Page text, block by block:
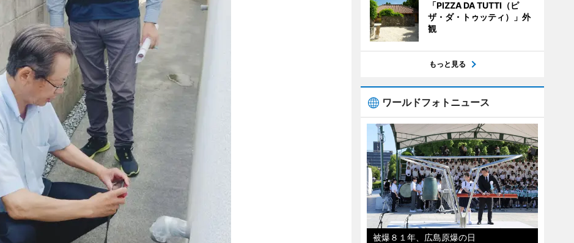
「PIZZA DA TUTTI（ピ
ザ・ダ・トゥッティ）」外
観
もっと見る
ワールドフォトニュース
被爆８１年、広島原爆の日